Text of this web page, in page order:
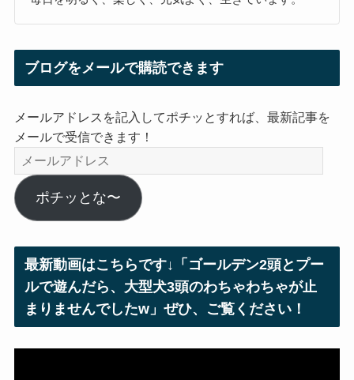
ブログをメールで購読できます
メールアドレスを記入してポチッとすれば、最新記事を
メールで受信できます！
メ
ー
ル
ア
ス
ポチッとな〜
最新動画はこちらです↓「ゴールデン2頭とプー
ルで遊んだら、大型犬3頭のわちゃわちゃが止
まりませんでしたw」ぜひ、ご覧ください！